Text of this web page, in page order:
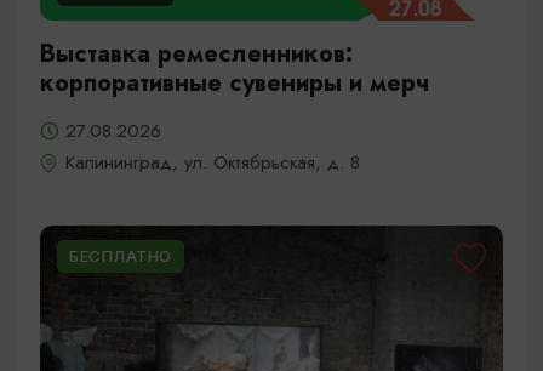
Выставка ремесленников:
корпоративные сувениры и мерч
27.08.2026
Калининград, ул. Октябрьская, д. 8
БЕСПЛАТНО